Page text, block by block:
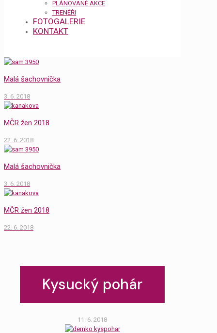
PLÁNOVANÉ AKCE
TRENÉŘI
FOTOGALERIE
KONTAKT
Malá šachovnička
3. 6. 2018
MČR žen 2018
22. 6. 2018
Malá šachovnička
3. 6. 2018
MČR žen 2018
22. 6. 2018
Kysucký pohár
11. 6. 2018